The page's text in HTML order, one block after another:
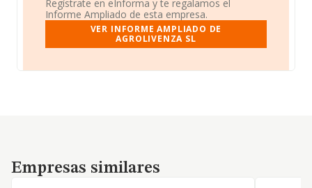
Regístrate en eInforma y te regalamos el
Informe Ampliado de esta empresa.
VER INFORME AMPLIADO DE
AGROLIVENZA SL
Empresas similares
Empresas similares